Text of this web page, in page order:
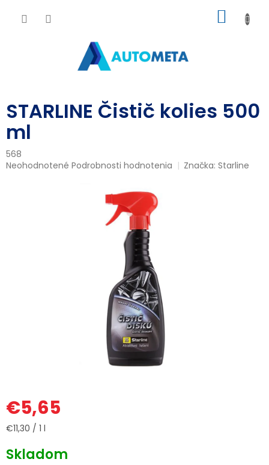
KOŠÍK
STARLINE Čistič kolies 500
ml
568
Priemerné
Neohodnotené Podrobnosti hodnotenia Značka:Starline
€5,65
Jednotková
€11,30 / 1 l
Skladom